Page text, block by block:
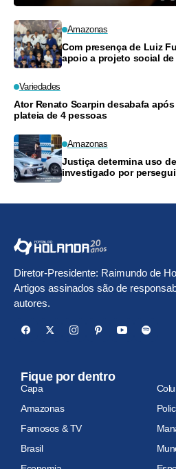
Amazonas
Com presença de Luiz
apoio a projeto social
Variedades
Ator Renato Scarpin desabafa
plateia de 4 pessoas
Amazonas
Justiça determina uso
investigado por
Diretor-Presidente: Raimundo de
Artigos assinados são de
autores.
Fique por dentro
Capa
Amazonas
Famosos & TV
Brasil